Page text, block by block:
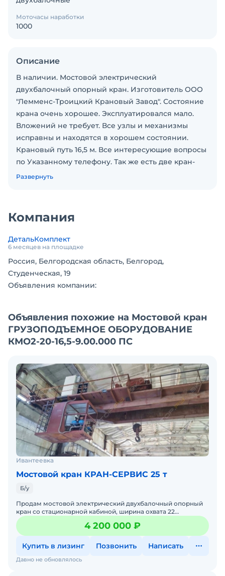
Моточасы наработки
1000
Описание
В наличии. Мостовой электрический
двухбалочный опорный кран. Изготовитель ООО
"Лемменс-Троицкий Крановый Завод". Состояние
крана очень хорошее. Эксплуатировался мало.
Вложений не требует. Все узлы и механизмы
исправны и находятся в хорошем состоянии.
Крановый путь 16,5 м. Все интересующие вопросы
по Указанному телефону. Так же есть две кран-
балки гп по 5 т. после полного восстановления.
Развернуть
Компания
ДетальКомплект
6 месяцев на площадке
Россия, Белгородская область, Белгород,
Студенческая, 19
Объявления компании:
Объявления похожие на Мостовой кран
ГРУЗОПОДЪЕМНОЕ ОБОРУДОВАНИЕ
КМО2-20-16,5-9.00.000 ПС
Ивантеевка
Мостовой кран КРАН-СЕРВИС 25 т
Б/у
Продам мостовой электрический двухбалочный опорный
кран со стационарной кабиной, ширина охвата 22
метра,грузоподъёмность 25 тонн, вся документация в
порядке,зап
4 200 000 ₽
Купить в лизинг Позвонить Написать
Давно не обновлялось